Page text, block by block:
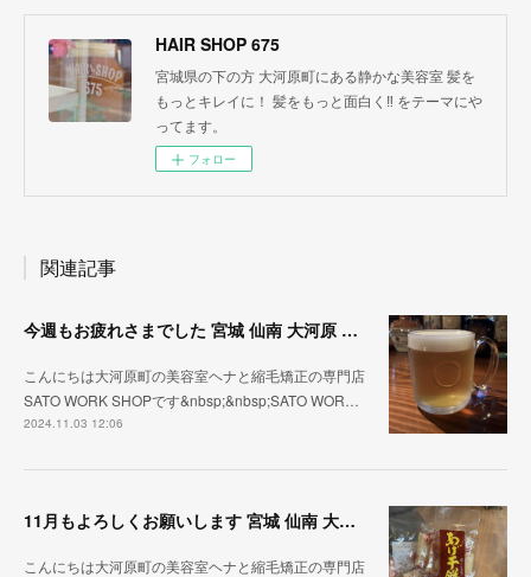
HAIR SHOP 675
宮城県の下の方 大河原町にある静かな美容室 髪を
もっとキレイに！ 髪をもっと面白く‼︎ をテーマにや
ってます。
フォロー
関連記事
今週もお疲れさまでした 宮城 仙南 大河原 縮毛矯正 髪質改善 ヘナ 美容室 SATO WORK SHOP
こんにちは大河原町の美容室ヘナと縮毛矯正の専門店
SATO WORK SHOPです&nbsp;&nbsp;SATO WOR…
2024.11.03 12:06
11月もよろしくお願いします 宮城 仙南 大河原 縮毛矯正 髪質改善 ヘナ 美容室 SATO WORK SHOP
こんにちは大河原町の美容室ヘナと縮毛矯正の専門店